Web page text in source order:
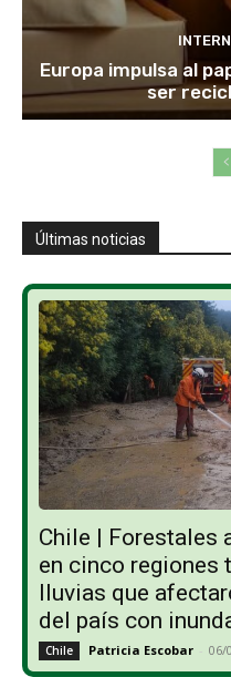
Europa impulsa al
ser
Últimas noticias
Chile | Forestales
en cinco regiones
lluvias que
del país con
Chile Patricia Escobar - 06/